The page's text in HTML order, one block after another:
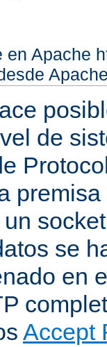
en Apache
de
se
en
Accept